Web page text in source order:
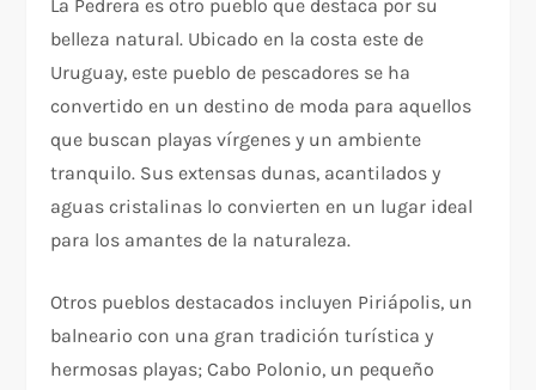
La Pedrera es otro pueblo que destaca por su
belleza natural. Ubicado en la costa este de
Uruguay, este pueblo de pescadores se ha
convertido en un destino de moda para aquellos
que buscan playas vírgenes y un ambiente
tranquilo. Sus extensas dunas, acantilados y
aguas cristalinas lo convierten en un lugar ideal
para los amantes de la naturaleza.
Otros pueblos destacados incluyen Piriápolis, un
balneario con una gran tradición turística y
hermosas playas; Cabo Polonio, un pequeño